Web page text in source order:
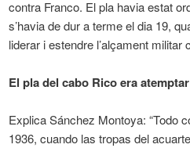
contra Franco. El pla havia estat
s’havia de dur a terme el dia 19,
liderar i estendre l’alçament militar
El pla del cabo Rico era
Explica Sánchez Montoya: “Todo
1936, cuando las tropas del